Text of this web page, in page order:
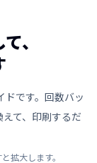
、
ドです。回数バッ
て、印刷するだ
拡大します。